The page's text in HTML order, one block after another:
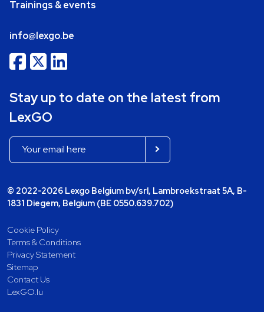
Trainings & events
info@lexgo.be
Stay up to date on the latest from
LexGO
© 2022-2026 Lexgo Belgium bv/srl, Lambroekstraat 5A, B-
1831 Diegem, Belgium (BE 0550.639.702)
Cookie Policy
Terms & Conditions
Privacy Statement
Sitemap
Contact Us
LexGO.lu